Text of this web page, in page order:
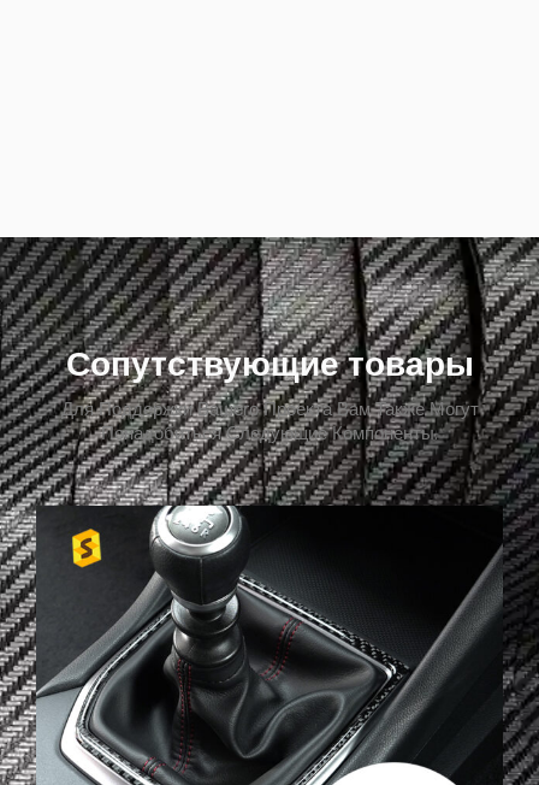
Сопутствующие товары
Для Поддержки Вашего Проекта Вам Также Могут
Понадобиться Следующие Компоненты.